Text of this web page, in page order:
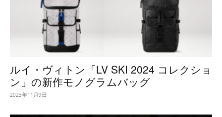
ルイ・ヴィトン「LV SKI 2024 コレクショ
ン」の新作モノグラムバッグ
2023年11月9日